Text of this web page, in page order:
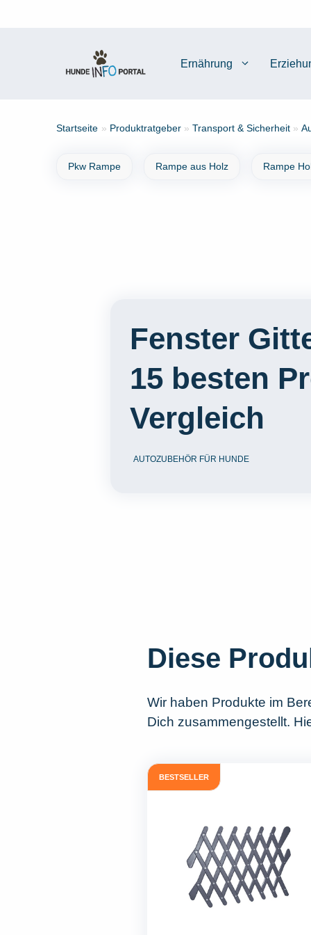
Ernährung
Startseite » Produktratgeber » Transport & Sicherheit »
Pkw Rampe Rampe aus Holz Rampe
Fenster
15 besten
Vergleich
AUTOZUBEHÖR FÜR HUNDE
Diese
Wir haben Produkte im
Dich zusammengestellt.
BESTSELLER